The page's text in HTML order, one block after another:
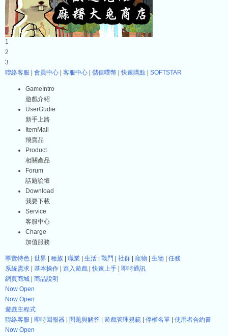
1
2
3
聯絡客服
會員中心 客服中心 儲值噗幣 |快速購點 SOFTSTAR
GameIntro
遊戲介紹
UserGudie
新手上路
ItemMall
飛賣品
Product
相關產品
Forum
話題論壇
Download
我要下載
Service
客服中心
Charge
加值服務
導覽特色 世界 種族 職業 生活 戰鬥 社群 寵物 生物
任務
系統需求
基本操作 進入遊戲 |快速上手
即時通訊
網頁商城
商品說明
Now Open
Now Open
遊戲主程式
聯絡客服
即時回報器 問題與解答 遊戲管理規範 停權名單
使用者合約書
Now Open